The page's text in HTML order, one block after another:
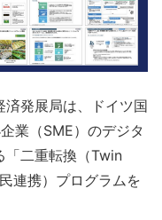
発展局は、ドイツ国
業（SME）のデジタ
「二重転換（Twin
連携）プログラムを